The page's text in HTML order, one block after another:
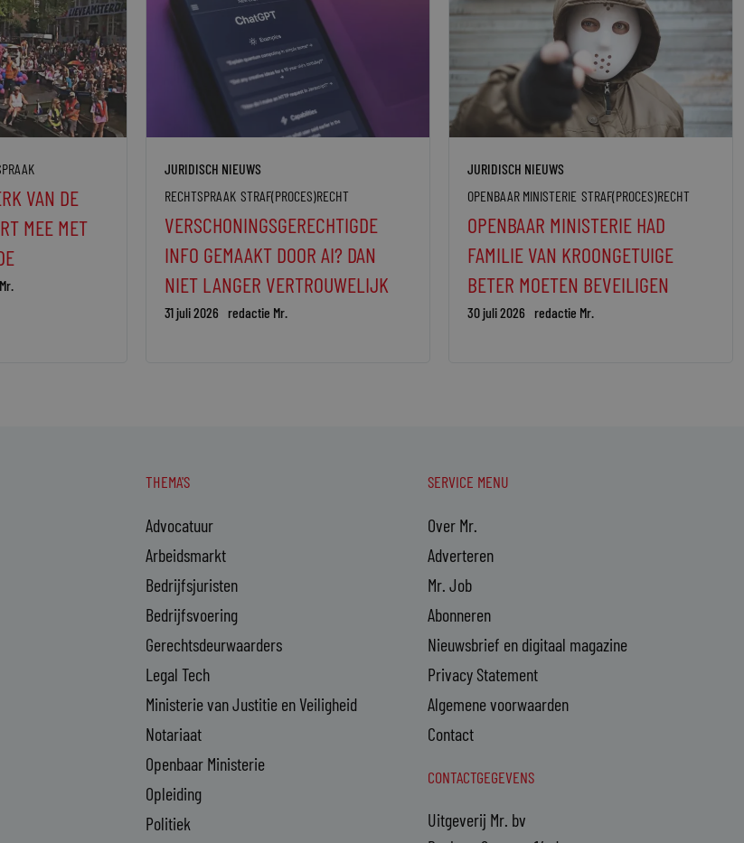
VAN DE
MEE MET
JURIDISCH NIEUWS
RECHTSPRAAK STRAF(PROCES)RECHT
VERSCHONINGSGERECHTIGDE
INFO GEMAAKT DOOR AI? DAN
NIET LANGER VERTROUWELIJK
31 juli 2026 redactie Mr.
JURIDISCH NIEUWS
OPENBAAR MINISTERIE STRAF(PROCES)RECHT
OPENBAAR MINISTERIE HAD
FAMILIE VAN KROONGETUIGE
BETER MOETEN BEVEILIGEN
30 juli 2026 redactie Mr.
THEMA'S
Advocatuur
Arbeidsmarkt
Bedrijfsjuristen
Bedrijfsvoering
Gerechtsdeurwaarders
Legal Tech
Ministerie van Justitie en Veiligheid
Notariaat
Openbaar Ministerie
Opleiding
Politiek
SERVICE MENU
Over Mr.
Adverteren
Mr. Job
Abonneren
Nieuwsbrief en digitaal magazine
Privacy Statement
Algemene voorwaarden
Contact
CONTACTGEGEVENS
Uitgeverij Mr. bv